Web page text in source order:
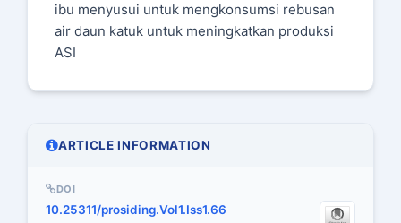
ibu menyusui untuk mengkonsumsi rebusan
air daun katuk untuk meningkatkan produksi
ASI
ARTICLE INFORMATION
DOI
10.25311/prosiding.Vol1.Iss1.66